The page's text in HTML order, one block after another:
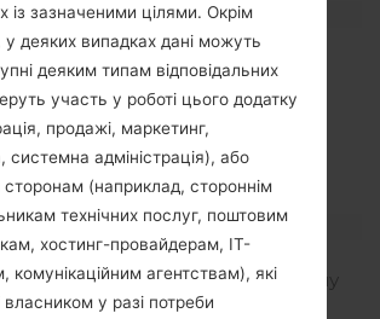
Мережа та дані
сім
1 Міні SIM
-
-
-
-
Дисплей
4.0 in (~58.3%
співвідношення екрану
до тіла)
із зазначеними цілями. Окрім
у деяких випадках дані можуть
деяким типам відповідальних
участь у роботі цього додатку
продажі, маркетинг,
адміністрація), або
сторонам (наприклад, стороннім
технічних послуг, поштовим
хостинг-провайдерам, ІТ-
комунікаційним агентствам), які
власником у разі потреби